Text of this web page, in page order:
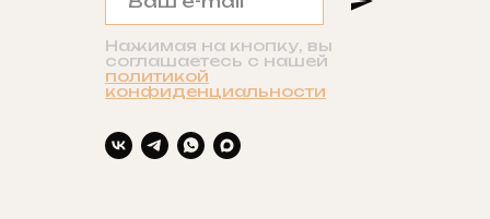
Нажимая на кнопку, вы
соглашаетесь с нашей
политикой
конфиденциальности